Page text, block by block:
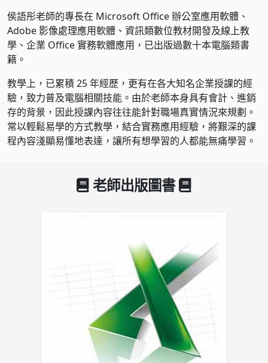
侯語彤老師的專長在 Microsoft Office 辦公室應用軟體、
Adobe 影像處理應用軟體、資訊類數位教材開發及線上教
學、企業 Office 實務軟體應用，已出版過數十本電腦類書
籍。
教學上，已累積 25 年經歷，更有在各大知名企業授課的經
驗，致力普及電腦相關技能。由於老師本身具有會計、進銷
存的背景，因此授課內容往往能針對職場真實情況來規劃。
常以輕鬆易學的方式教學，結合實務應用經驗，將艱深的課
程內容淺顯易懂地表達，讓所有想學習的人都能無痛學習。
老師出版圖書